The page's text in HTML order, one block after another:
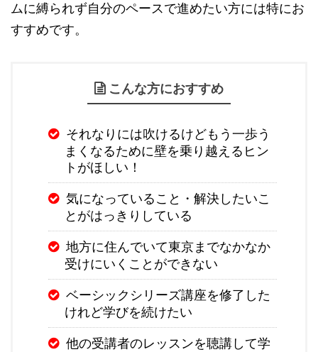
ムに縛られず自分のペースで進めたい方には特にお
すすめです。
こんな方におすすめ
それなりには吹けるけどもう一歩う
まくなるために壁を乗り越えるヒン
トがほしい！
気になっていること・解決したいこ
とがはっきりしている
地方に住んでいて東京までなかなか
受けにいくことができない
ベーシックシリーズ講座を修了した
けれど学びを続けたい
他の受講者のレッスンを聴講して学